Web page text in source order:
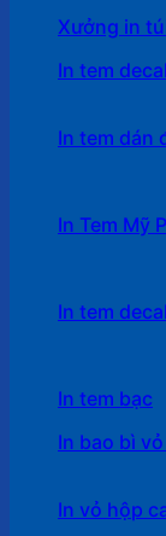
Xưởng in
In tem
In tem dán
In Tem Mỹ
In tem
In tem bạc
In bao bì
In vỏ hộp